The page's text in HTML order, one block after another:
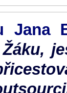
Jana